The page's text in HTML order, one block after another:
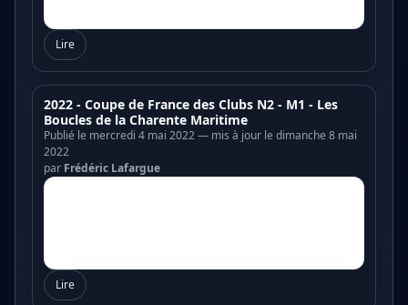
Lire
2022 - Coupe de France des Clubs N2 - M1 - Les
Boucles de la Charente Maritime
Publié le mercredi 4 mai 2022 — mis à jour le dimanche 8 mai
2022
par Frédéric Lafargue
Lire